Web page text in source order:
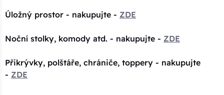
Úložný prostor - nakupujte - ZDE
Noční stolky, komody atd. - nakupujte - ZDE
Přikrývky, polštáře, chrániče, toppery - nakupujte
- ZDE